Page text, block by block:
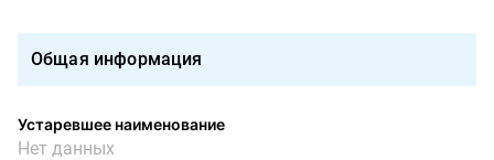
Общая информация
Устаревшее наименование
Нет данных